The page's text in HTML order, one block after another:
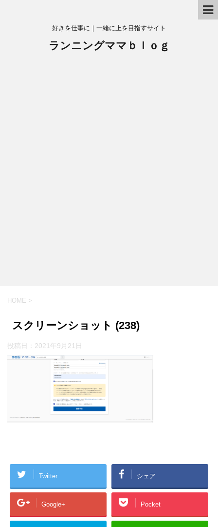
好きを仕事に｜一緒に上を目指すサイト
ランニングママｂｌｏｇ
HOME >
スクリーンショット (238)
投稿日： 2021年9月21日
Twitter シェア
Google+ Pocket